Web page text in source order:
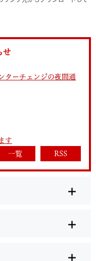
せ
ターチェンジの夜間通
す
一覧
RSS